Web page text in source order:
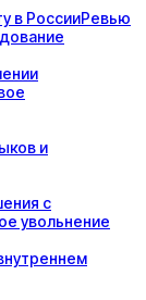
в РоссииРевью
и
с
увольнение